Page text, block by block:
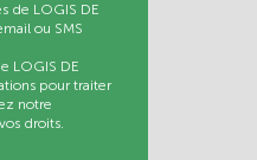
de LOGIS DE
ou SMS
LOGIS DE
pour traiter
notre
droits.